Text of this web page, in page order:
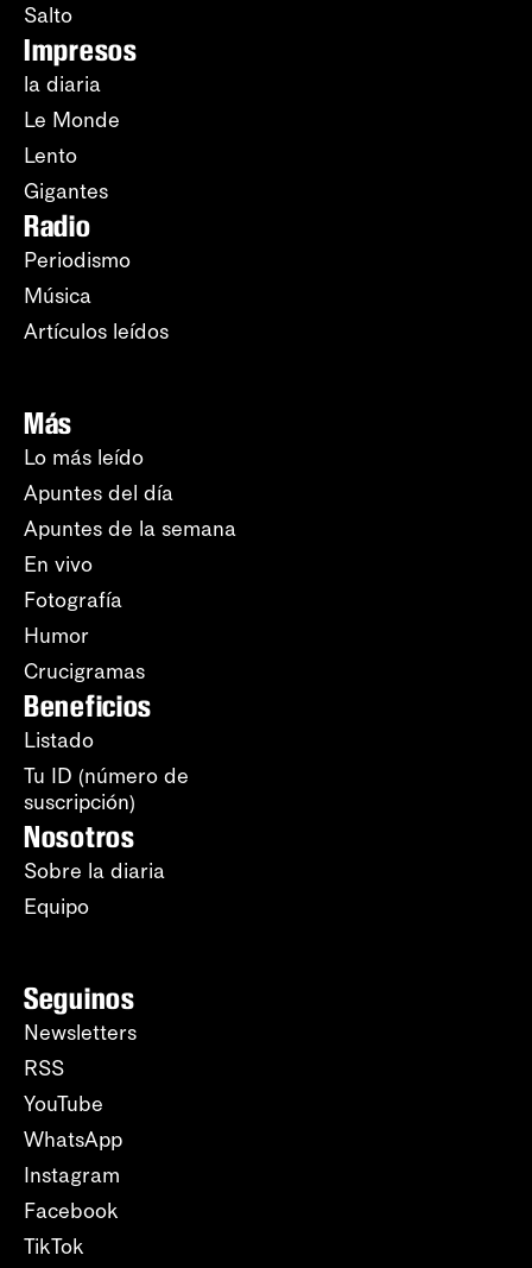
Salto
Impresos
la diaria
Le Monde
Lento
Gigantes
Radio
Periodismo
Música
Artículos leídos
Más
Lo más leído
Apuntes del día
Apuntes de la semana
En vivo
Fotografía
Humor
Crucigramas
Beneficios
Listado
Tu ID (número de
suscripción)
Nosotros
Sobre la diaria
Equipo
Seguinos
Newsletters
RSS
YouTube
WhatsApp
Instagram
Facebook
TikTok